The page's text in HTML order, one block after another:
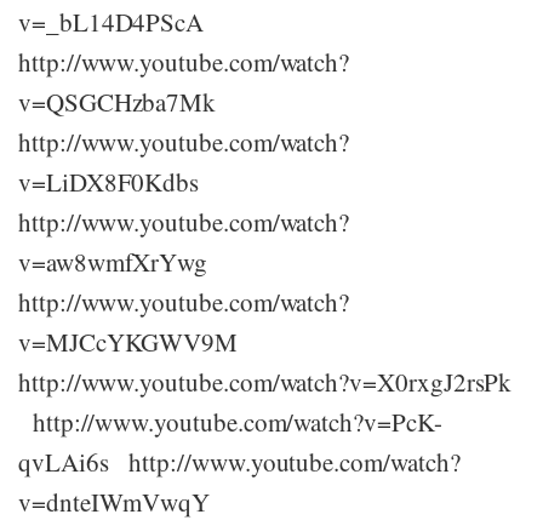
v=_bL14D4PScA
http://www.youtube.com/watch?
v=QSGCHzba7Mk
http://www.youtube.com/watch?
v=LiDX8F0Kdbs
http://www.youtube.com/watch?
v=aw8wmfXrYwg
http://www.youtube.com/watch?
v=MJCcYKGWV9M
http://www.youtube.com/watch?v=X0rxgJ2rsPk
http://www.youtube.com/watch?v=PcK-
qvLAi6s http://www.youtube.com/watch?
v=dnteIWmVwqY